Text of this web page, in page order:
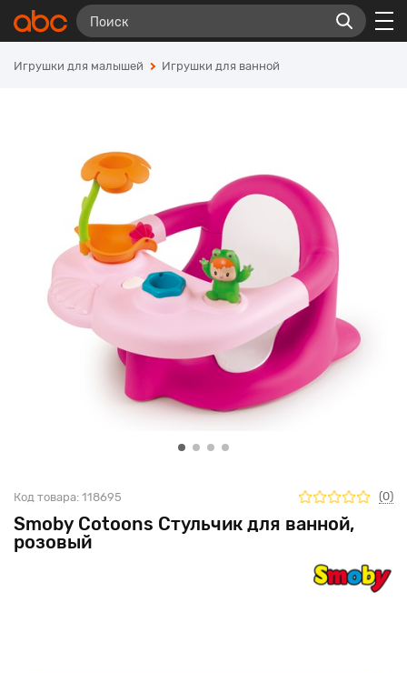
Игрушки для малышей Игрушки для ванной
Smoby Cotoons Стульчик для ванной,
розовый
Код товара: 118695 (0)